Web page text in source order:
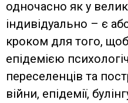
одночасно як у
індивідуально – є
кроком для того,
епідемією
переселенців та
війни, епідемії,